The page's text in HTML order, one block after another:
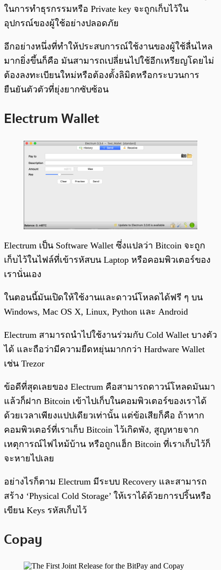
ในการทำธุรกรรมหรือ Private key จะถูกเก็บไว้ใน
อุปกรณ์ของผู้ใช้อย่างปลอดภัย
อีกอย่างหนึ่งที่ทำให้ประสบการณ์ใช้งานของผู้ใช้ลื่นไหล
มากยิ่งขึ้นก็คือ มันสามารถเปลี่ยนไปใช้อีกเหรียญโดยไม่
ต้องลงทะเบียนใหม่หรือต้องตั้งลิมิตหรือกระบวนการ
ยืนยันตัวตัวที่ยุ่งยากซับซ้อน
Electrum Wallet
Electrum เป็น Software Wallet ซึ่งแปลว่า Bitcoin จะถูก
เก็บไว้ในไฟล์ที่เข้ารหัสบน Laptop หรือคอมพิวเตอร์ของ
เรานั่นเอง
ในตอนนี้มันเปิดให้ใช้งานและดาวน์โหลดได้ฟรี ๆ บน
Windows, Mac OS X, Linux, Python และ Android
Electrum สามารถนำไปใช้งานร่วมกับ Cold Wallet บางตัว
ได้ และถือว่ามีความยืดหยุ่นมากกว่า Hardware Wallet
เช่น Trezor
ข้อดีที่สุดเลยของ Electrum คือสามารถดาวน์โหลดมันมา
แล้วก็ฝาก Bitcoin เข้าไปเก็บในคอมพิวเตอร์ของเราได้
ด้วยเวลาเพียงแปปเดียวเท่านั้น แต่ข้อเสียก็คือ ถ้าหาก
คอมพิวเตอร์ที่เราเก็บ Bitcoin ไว้เกิดพัง, สูญหายจาก
เหตุการณ์ไฟไหม้บ้าน หรือถูกแฮ็ก Bitcoin ที่เราเก็บไว้ก็
จะหายไปเลย
อย่างไรก็ตาม Electrum มีระบบ Recovery และสามารถ
สร้าง ‘Physical Cold Storage’ ให้เราได้ด้วยการปริ้นหรือ
เขียน Keys รหัสเก็บไว้
Copay